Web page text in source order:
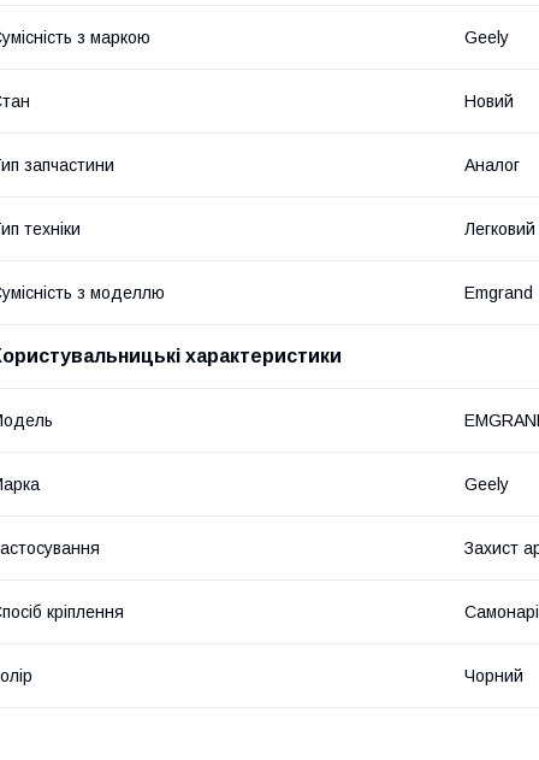
з маркою Geely
Новий
запчастини Аналог
техніки
з моделлю Emgrand
характеристики
Geely
Захист
кріплення
Чорний